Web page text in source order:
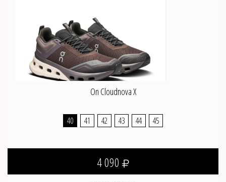
On Cloudnova X
40 41 42 43 44 45
4 090